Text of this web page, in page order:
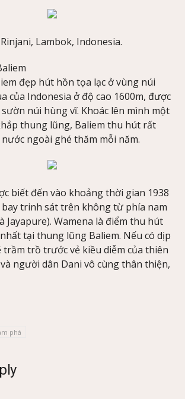
Lambok, Indonesia.
đẹp hút hồn tọa lạc ở vùng núi
của Indonesia ở độ cao 1600m, được
sườn núi hùng vĩ. Khoác lên mình một
thung lũng, Baliem thu hút rất
ngoài ghé thăm mỗi năm.
biết đến vào khoảng thời gian 1938
trinh sát trên không từ phía nam
Jayapure). Wamena là điểm thu hút
tại thung lũng Baliem. Nếu có dịp
trầm trồ trước vẻ kiều diễm của thiên
người dân Dani vô cùng thân thiện,
phá